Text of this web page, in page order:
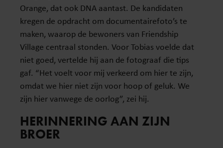
Orange, dat ook DNA aantast. De kandidaten
kregen de opdracht om documentairefoto’s te
maken, waarop de bewoners van Friendship
Village centraal stonden. Voor Tobias voelde dat
niet goed, vertelde hij aan de fotograaf die tips
gaf. “Het voelt voor mij verkeerd om hier te zijn,
omdat we hier niet zijn voor hoop of geluk. We
zijn hier vanwege de oorlog”, zei hij.
HERINNERING AAN ZIJN
BROER